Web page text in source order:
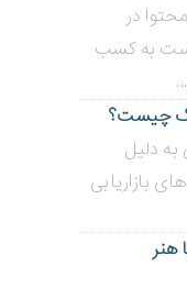
در
دست به کسب
چیست؟
به دلیل
بازاریابی
هنر